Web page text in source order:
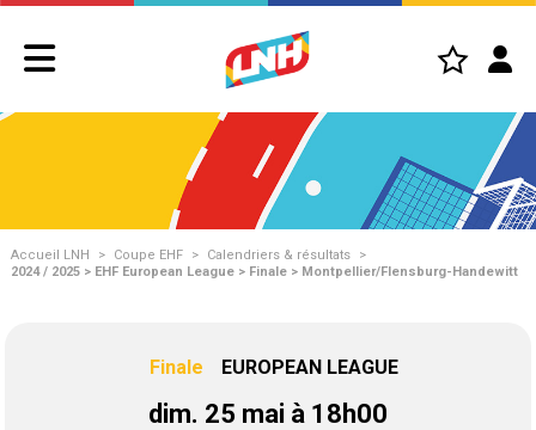
Accueil LNH > Coupe EHF > Calendriers & résultats
>
2024 / 2025 > EHF European League > Finale > Montpellier/Flensburg-Handewitt
Finale EUROPEAN LEAGUE
dim. 25 mai à 18h00